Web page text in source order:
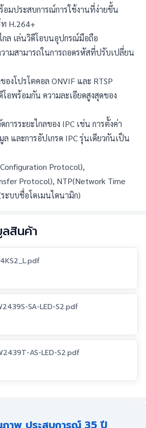
มประสบการณ์การใช้งานที่ง่ายขึ้น
H.264+
ไกล เล่นวิดีโอบนอุปกรณ์มือถือ
วามสามารถในการถอดรหัสที่ปรับเปลี่ยน
องโปรโตคอล ONVIF และ RTSP
อพร้อมกัน ความละเอียดสูงสุดของ
ารระยะไกลของ IPC เช่น การตั้งค่า
และการอัปเกรด IPC รุ่นเดียวกันเป็น
Protocol),
Protocol), NTP(Network Time
ะบบชื่อโดเมนไดนามิก)
สินค้า
SA-LED-S2.pdf
AS-LED-S2.pdf